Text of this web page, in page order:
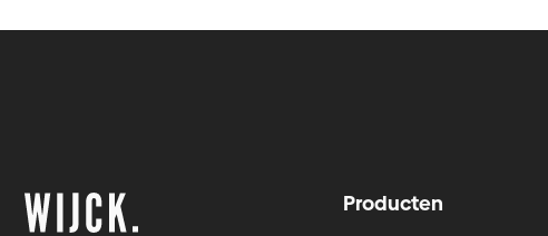
Producten